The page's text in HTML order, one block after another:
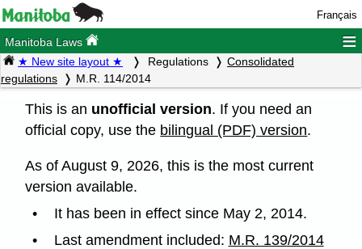
Français
Manitoba Laws ≡
★ New site layout ★ Regulations
Consolidated
regulations
M.R. 114/2014
This is an unofficial version. If you need an
official copy, use the bilingual (PDF) version.
As of August 9, 2026, this is the most current
version available.
It has been in effect since May 2, 2014.
Last amendment included: M.R. 139/2014